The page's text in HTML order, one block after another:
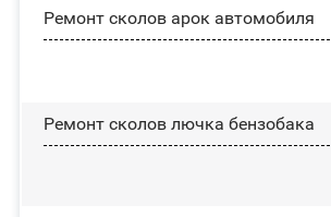
Ремонт сколов арок автомобиля
Ремонт сколов лючка бензобака